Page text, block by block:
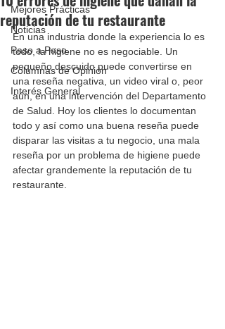
Mejores Prácticas
Noticias
Paso a Paso
Columnas de Opinión
Interés General
reputación de tu restaurante
En una industria donde la experiencia lo es
todo, la higiene no es negociable. Un
pequeño descuido puede convertirse en
una reseña negativa, un video viral o, peor
aún, en una intervención del Departamento
de Salud. Hoy los clientes lo documentan
todo y así como una buena reseña puede
disparar las visitas a tu negocio, una mala
reseña por un problema de higiene puede
afectar grandemente la reputación de tu
restaurante.